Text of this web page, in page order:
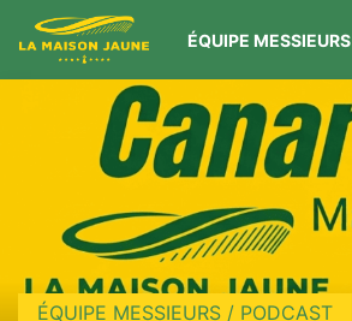
ÉQUIPE MESSIEURS
ÉQUIPE MESSIEURS / PODCAST